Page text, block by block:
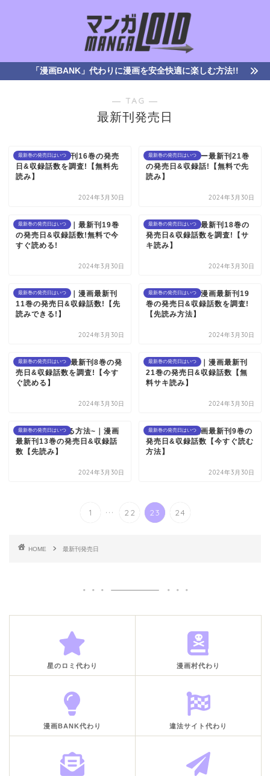
「漫画BANK」代わりに漫画を安全快適に楽しむ方法!!
― TAG ―
最新刊発売日
最新巻の発売日はいつ
源君物語｜最新刊16巻の発売
日&収録話数を調査!【無料先
読み】
2024年3月30日
最新巻の発売日はいつ
ワールドトリガー最新刊21巻
の発売日&収録話!【無料で先
読み】
2024年3月30日
最新巻の発売日はいつ
終わりのセラフ｜最新刊19巻
の発売日&収録話数!無料で今
すぐ読める!
2024年3月30日
最新巻の発売日はいつ
アオアシ｜漫画最新刊18巻の
発売日&収録話数を調査!【サ
キ読み】
2024年3月30日
最新巻の発売日はいつ
プラチナエンド｜漫画最新刊
11巻の発売日&収録話数!【先
読みできる!】
2024年3月30日
最新巻の発売日はいつ
双星の陰陽師｜漫画最新刊19
巻の発売日&収録話数を調査!
【先読み方法】
2024年3月30日
最新巻の発売日はいつ
怪物事変｜漫画最新刊8巻の発
売日&収録話数を調査!【今す
ぐ読める】
2024年3月30日
最新巻の発売日はいつ
この音とまれ！｜漫画最新刊
21巻の発売日&収録話数【無
料サキ読み】
2024年3月30日
最新巻の発売日はいつ
響~小説家になる方法~｜漫画
最新刊13巻の発売日&収録話
数【先読み】
2024年3月30日
最新巻の発売日はいつ
ジャガーン｜漫画最新刊9巻の
発売日&収録話数【今すぐ読む
方法】
2024年3月30日
1 ... 22 23 24
HOME 最新刊発売日
星のロミ代わり 漫画村代わり
漫画BANK代わり 違法サイト代わり